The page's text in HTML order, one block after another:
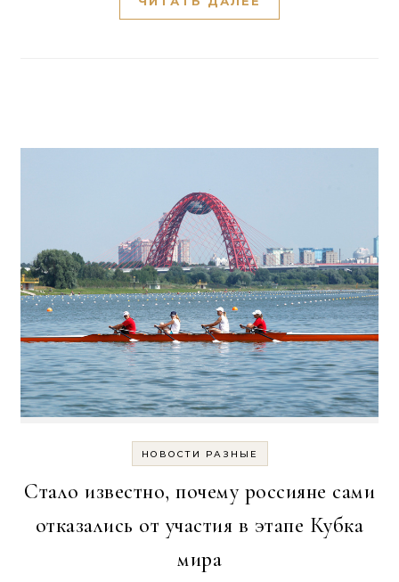
НОВОСТИ РАЗНЫЕ
Стало известно, почему россияне сами
отказались от участия в этапе Кубка
мира